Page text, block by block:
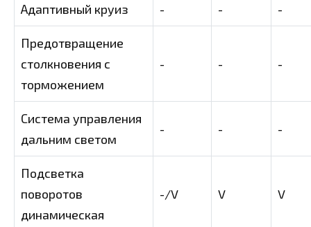
Адаптивный круиз - - -
Предотвращение
столкновения с
торможением
- - -
Система управления
дальним светом
- - -
Подсветка
поворотов
динамическая
-/V V V